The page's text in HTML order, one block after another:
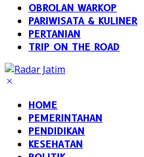
OBROLAN WARKOP
PARIWISATA & KULINER
PERTANIAN
TRIP ON THE ROAD
HOME
PEMERINTAHAN
PENDIDIKAN
KESEHATAN